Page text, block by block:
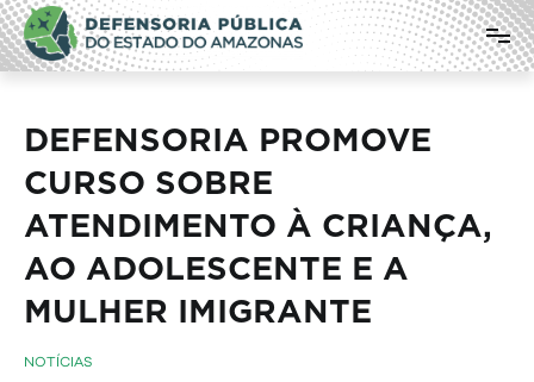
Pular
para
o
conteúdo
Defensoria Pública do Estado do
Amazonas
DEFENSORIA PROMOVE
CURSO SOBRE
ATENDIMENTO À CRIANÇA,
AO ADOLESCENTE E A
MULHER IMIGRANTE
NOTÍCIAS